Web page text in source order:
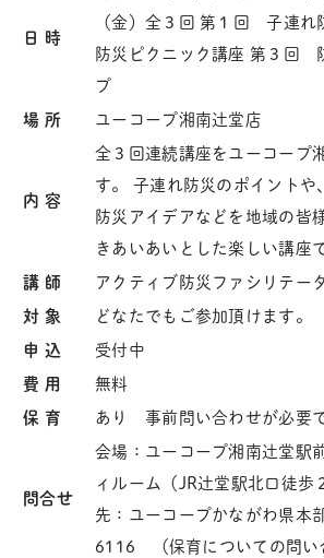
日 時
（金）全３回 第１回 子連
防災ピクニック講座 第３回
プ
場 所 ユーコープ湘南辻堂店
内 容
全３回連続講座をユーコープ
す。
子連れ防災のポイントや
防災アイデアなどを地域の皆
きあいあいとした楽しい講座
講 師 アクティブ防災ファシリテ
対 象 どなたでもご参加頂けます。
申 込 受付中
費 用 無料
保 育 あり 事前問い合わせが必要
問合せ
会場：ユーコープ湘南辻堂駅
ィルーム（JR辻堂駅北口徒歩
先：ユーコープかながわ県
6116 （保育についての問い